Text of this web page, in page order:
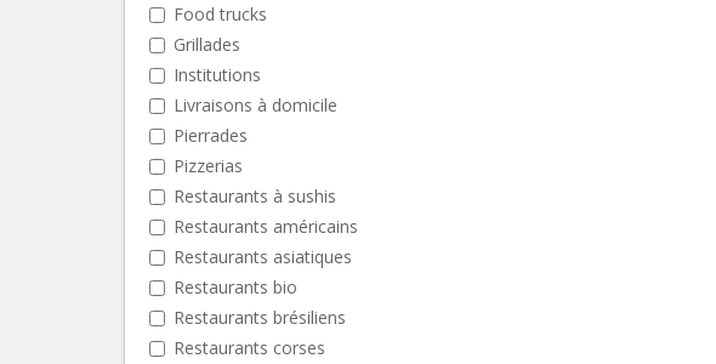
Food trucks
Grillades
Institutions
Livraisons à domicile
Pierrades
Pizzerias
Restaurants à sushis
Restaurants américains
Restaurants asiatiques
Restaurants bio
Restaurants brésiliens
Restaurants corses